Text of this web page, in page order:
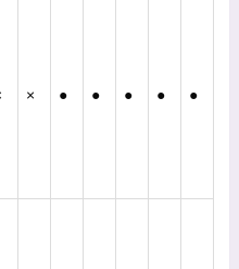
× ● ● ● ● ●